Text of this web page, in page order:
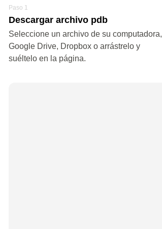
Paso 1
Descargar archivo pdb
Seleccione un archivo de su computadora,
Google Drive, Dropbox o arrástrelo y
suéltelo en la página.